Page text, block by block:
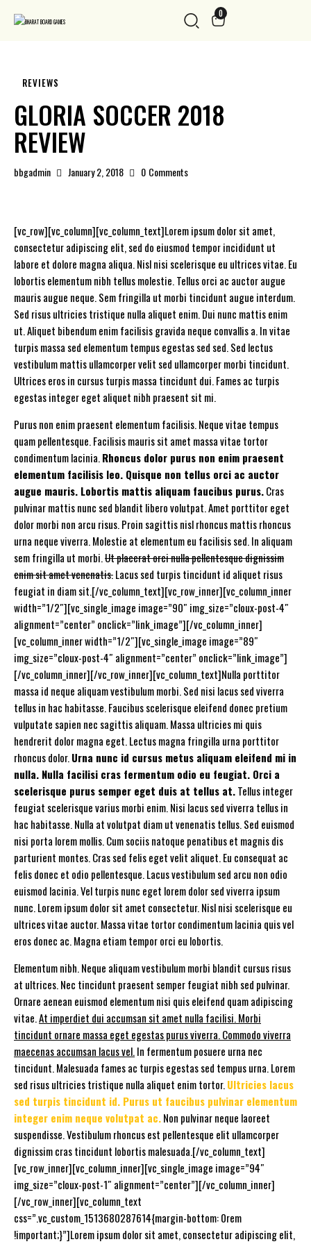
0
REVIEWS
GLORIA SOCCER 2018
REVIEW
bbgadmin January 2, 2018 0 Comments
[vc_row][vc_column][vc_column_text]Lorem ipsum dolor sit amet,
consectetur adipiscing elit, sed do eiusmod tempor incididunt ut
labore et dolore magna aliqua. Nisl nisi scelerisque eu ultrices vitae. Eu
lobortis elementum nibh tellus molestie. Tellus orci ac auctor augue
mauris augue neque. Sem fringilla ut morbi tincidunt augue interdum.
Sed risus ultricies tristique nulla aliquet enim. Dui nunc mattis enim
ut. Aliquet bibendum enim facilisis gravida neque convallis a. In vitae
turpis massa sed elementum tempus egestas sed sed. Sed lectus
vestibulum mattis ullamcorper velit sed ullamcorper morbi tincidunt.
Ultrices eros in cursus turpis massa tincidunt dui. Fames ac turpis
egestas integer eget aliquet nibh praesent sit mi.
Purus non enim praesent elementum facilisis. Neque vitae tempus
quam pellentesque. Facilisis mauris sit amet massa vitae tortor
condimentum lacinia.Rhoncus dolor purus non enim praesent
elementum facilisis leo. Quisque non tellus orci ac auctor
augue mauris. Lobortis mattis aliquam faucibus purus.Cras
pulvinar mattis nunc sed blandit libero volutpat. Amet porttitor eget
dolor morbi non arcu risus. Proin sagittis nisl rhoncus mattis rhoncus
urna neque viverra. Molestie at elementum eu facilisis sed. In aliquam
sem fringilla ut morbi.Ut placerat orci nulla pellentesque dignissim
enim sit amet venenatis.Lacus sed turpis tincidunt id aliquet risus
feugiat in diam sit.[/vc_column_text][vc_row_inner][vc_column_inner
width=”1/2″][vc_single_image image=”90″ img_size=”cloux-post-4″
alignment=”center” onclick=”link_image”][/vc_column_inner]
[vc_column_inner width=”1/2″][vc_single_image image=”89″
img_size=”cloux-post-4″ alignment=”center” onclick=”link_image”]
[/vc_column_inner][/vc_row_inner][vc_column_text]Nulla porttitor
massa id neque aliquam vestibulum morbi. Sed nisi lacus sed viverra
tellus in hac habitasse. Faucibus scelerisque eleifend donec pretium
vulputate sapien nec sagittis aliquam. Massa ultricies mi quis
hendrerit dolor magna eget. Lectus magna fringilla urna porttitor
rhoncus dolor.Urna nunc id cursus metus aliquam eleifend mi in
nulla. Nulla facilisi cras fermentum odio eu feugiat. Orci a
scelerisque purus semper eget duis at tellus at.Tellus integer
feugiat scelerisque varius morbi enim. Nisi lacus sed viverra tellus in
hac habitasse. Nulla at volutpat diam ut venenatis tellus. Sed euismod
nisi porta lorem mollis. Cum sociis natoque penatibus et magnis dis
parturient montes. Cras sed felis eget velit aliquet. Eu consequat ac
felis donec et odio pellentesque. Lacus vestibulum sed arcu non odio
euismod lacinia. Vel turpis nunc eget lorem dolor sed viverra ipsum
nunc. Lorem ipsum dolor sit amet consectetur. Nisl nisi scelerisque eu
ultrices vitae auctor. Massa vitae tortor condimentum lacinia quis vel
eros donec ac. Magna etiam tempor orci eu lobortis.
Elementum nibh. Neque aliquam vestibulum morbi blandit cursus risus
at ultrices. Nec tincidunt praesent semper feugiat nibh sed pulvinar.
Ornare aenean euismod elementum nisi quis eleifend quam adipiscing
vitae.At imperdiet dui accumsan sit amet nulla facilisi. Morbi
tincidunt ornare massa eget egestas purus viverra. Commodo viverra
maecenas accumsan lacus vel.In fermentum posuere urna nec
tincidunt. Malesuada fames ac turpis egestas sed tempus urna. Lorem
sed risus ultricies tristique nulla aliquet enim tortor.Ultricies lacus
sed turpis tincidunt id. Purus ut faucibus pulvinar elementum
integer enim neque volutpat ac.Non pulvinar neque laoreet
suspendisse. Vestibulum rhoncus est pellentesque elit ullamcorper
dignissim cras tincidunt lobortis malesuada.[/vc_column_text]
[vc_row_inner][vc_column_inner][vc_single_image image=”94″
img_size=”cloux-post-1″ alignment=”center”][/vc_column_inner]
[/vc_row_inner][vc_column_text
css=”.vc_custom_1513680287614{margin-bottom: 0rem
!important;}”]Lorem ipsum dolor sit amet, consectetur adipiscing elit,